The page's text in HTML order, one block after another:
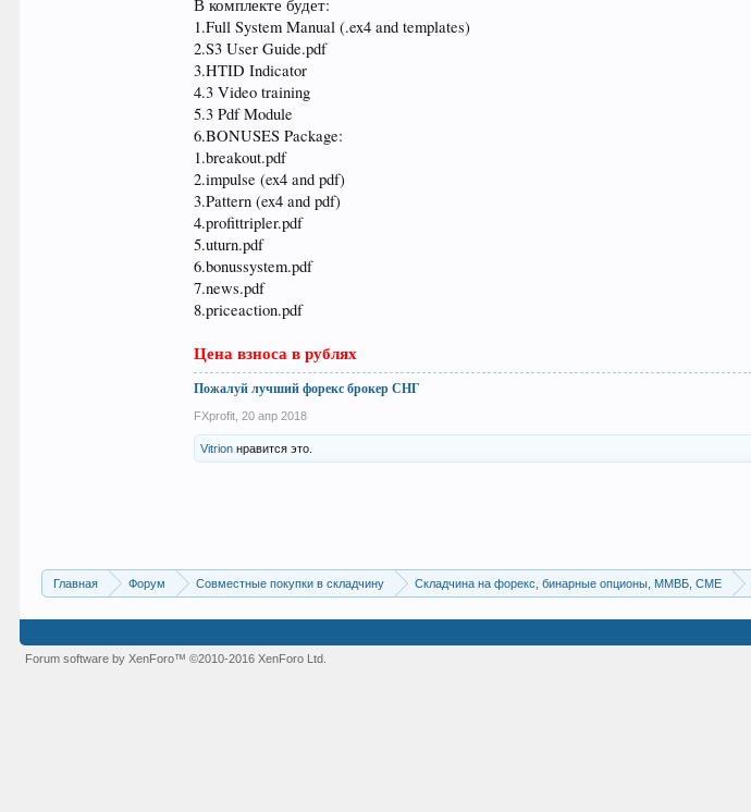
В комплекте будет:
1.Full System Manual (.ex4 and templates)
2.S3 User Guide.pdf
3.HTID Indicator
4.3 Video training
5.3 Pdf Module
6.BONUSES Package:
1.breakout.pdf
2.impulse (ex4 and pdf)
3.Pattern (ex4 and pdf)
4.profittripler.pdf
5.uturn.pdf
6.bonussystem.pdf
7.news.pdf
8.priceaction.pdf
Цена взноса в рублях
Пожалуй лучший форекс брокер СНГ
FXprofit 20 апр 2018
Vitrion нравится это.
Главная Форум Совместные покупки в складчину Складчина на форекс, бинарные опционы, ММВБ, CME
Forum software by XenForo™©2010-2016 XenForo Ltd.